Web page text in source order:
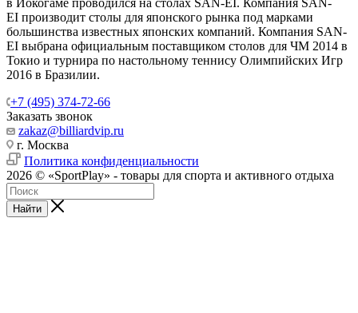
EI производит столы для японского рынка под марками
большинства известных японских компаний. Компания SAN-
EI выбрана официальным поставщиком столов для ЧМ 2014 в
Токио и турнира по настольному теннису Олимпийских Игр
2016 в Бразилии.
+7 (495) 374-72-66
Заказать звонок
zakaz@billiardvip.ru
г. Москва
Политика конфиденциальности
2026 © «SportPlay» - товары для спорта и активного отдыха
Найти